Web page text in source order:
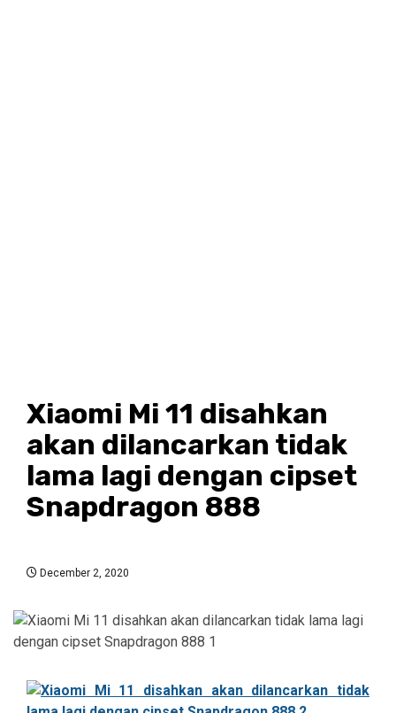
Xiaomi Mi 11 disahkan
akan dilancarkan tidak
lama lagi dengan cipset
Snapdragon 888
December 2, 2020